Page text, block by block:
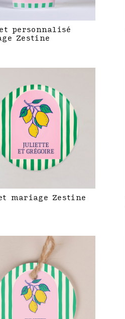
personnalisé
Zestine
mariage Zestine